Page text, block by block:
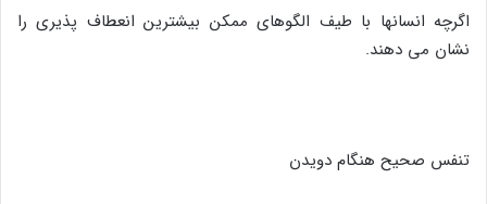
اگرچه انسانها با طیف الگوهای ممکن بیشترین انعطاف پذیری را
نشان می دهند.
تنفس صحیح هنگام دویدن